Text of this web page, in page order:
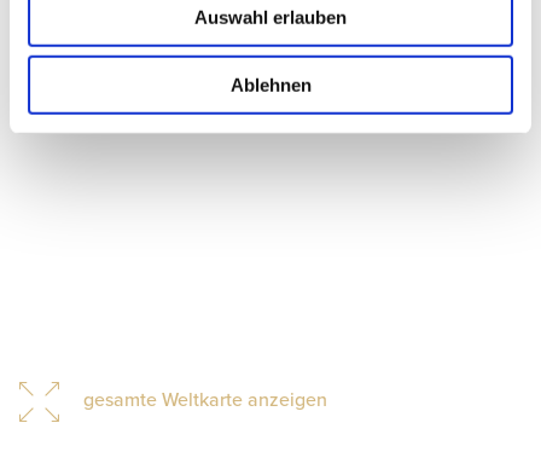
Auswahl erlauben
Ablehnen
gesamte Weltkarte anzeigen